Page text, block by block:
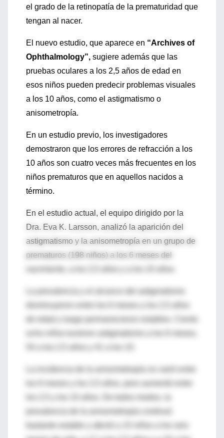
el grado de la retinopatía de la prematuridad que
tengan al nacer.
El nuevo estudio, que aparece en “Archives of
Ophthalmology”, sugiere además que las
pruebas oculares a los 2,5 años de edad en
esos niños pueden predecir problemas visuales
a los 10 años, como el astigmatismo o
anisometropía.
En un estudio previo, los investigadores
demostraron que los errores de refracción a los
10 años son cuatro veces más frecuentes en los
niños prematuros que en aquellos nacidos a
término.
En el estudio actual, el equipo dirigido por la
Dra. Eva K. Larsson, analizó la aparición del
astigmatismo y la anisometropía en un grupo de
prematuros (198 niños) a los 6 meses del
La prevalencia y el alcance del astigmatismo
de edad y luego permanecieron estables. Ciento
ocho niños tuvieron astigmatismo a los 6 meses,